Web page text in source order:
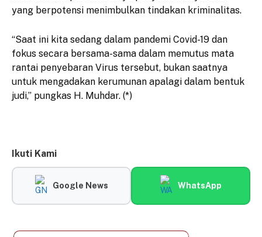
yang berpotensi menimbulkan tindakan kriminalitas.
“Saat ini kita sedang dalam pandemi Covid-19 dan
fokus secara bersama-sama dalam memutus mata
rantai penyebaran Virus tersebut, bukan saatnya
untuk mengadakan kerumunan apalagi dalam bentuk
judi,” pungkas H. Muhdar. (*)
Ikuti Kami
Google News WhatsApp